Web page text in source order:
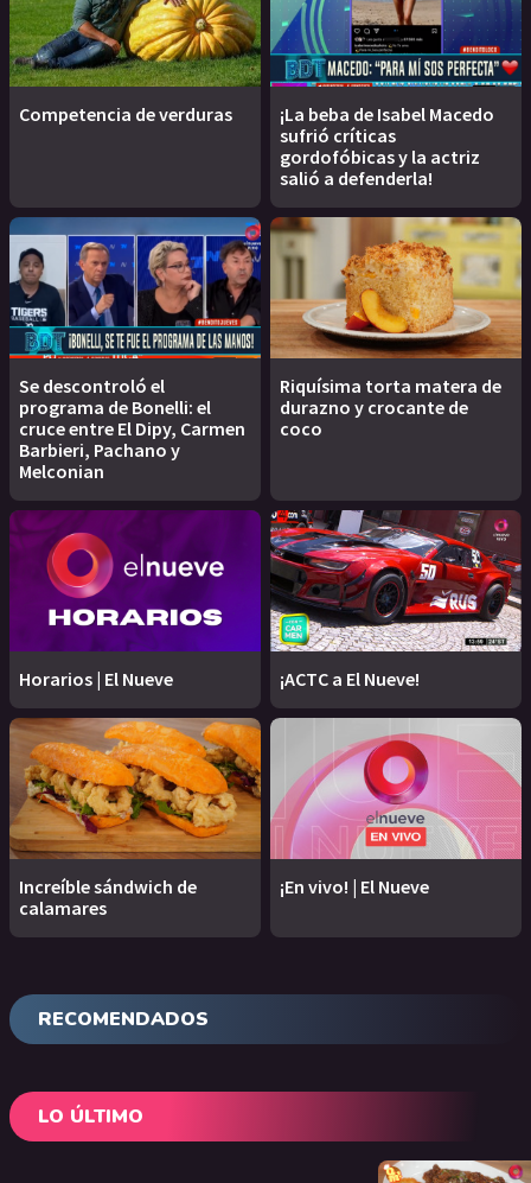
Competencia de verduras
¡La beba de Isabel Macedo
sufrió críticas
gordofóbicas y la actriz
salió a defenderla!
Se descontroló el
programa de Bonelli: el
cruce entre El Dipy, Carmen
Barbieri, Pachano y
Melconian
Riquísima torta matera de
durazno y crocante de
coco
Horarios | El Nueve ¡ACTC a El Nueve!
Increíble sándwich de
calamares
¡En vivo! | El Nueve
RECOMENDADOS
LO ÚLTIMO